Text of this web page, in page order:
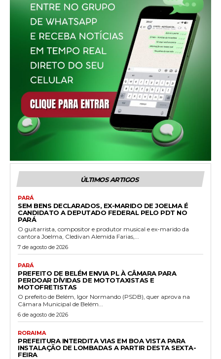
ÚLTIMOS ARTIGOS
PARÁ
SEM BENS DECLARADOS, EX-MARIDO DE JOELMA É
CANDIDATO A DEPUTADO FEDERAL PELO PDT NO
PARÁ
O guitarrista, compositor e produtor musical e ex-marido da
cantora Joelma, Cledivan Alemida Farias,...
7 de agosto de 2026
PARÁ
PREFEITO DE BELÉM ENVIA PL À CÂMARA PARA
PERDOAR DÍVIDAS DE MOTOTAXISTAS E
MOTOFRETISTAS
O prefeito de Belém, Igor Normando (PSDB), quer aprova na
Câmara Municipal de Belém...
6 de agosto de 2026
RORAIMA
PREFEITURA INTERDITA VIAS EM BOA VISTA PARA
INSTALAÇÃO DE LOMBADAS A PARTIR DESTA SEXTA-
FEIRA